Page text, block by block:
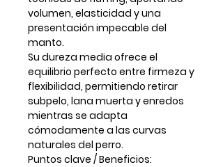
volumen, elasticidad y una
presentación impecable del
manto.
Su dureza media ofrece el
equilibrio perfecto entre firmeza y
flexibilidad, permitiendo retirar
subpelo, lana muerta y enredos
mientras se adapta
cómodamente a las curvas
naturales del perro.
Puntos clave / Beneficios: